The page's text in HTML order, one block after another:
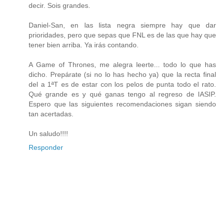
decir. Sois grandes.
Daniel-San, en las lista negra siempre hay que dar
prioridades, pero que sepas que FNL es de las que hay que
tener bien arriba. Ya irás contando.
A Game of Thrones, me alegra leerte... todo lo que has
dicho. Prepárate (si no lo has hecho ya) que la recta final
del a 1ªT es de estar con los pelos de punta todo el rato.
Qué grande es y qué ganas tengo al regreso de IASIP.
Espero que las siguientes recomendaciones sigan siendo
tan acertadas.
Un saludo!!!!
Responder